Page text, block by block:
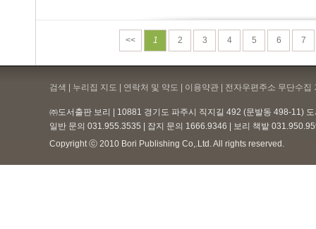
<< 1 2 3 4 5 6 7
검색 | 누리집 지도 | 연락처 및 약도 | 이용약관 | 전자우편주소 무단수집
㈜도서출판 보리 | 10881 경기도 파주시 직지길 492 (문발동 498-11)
일반 문의 031.955.3535 | 잡지 문의 1666.9346 | 보리 책밭
Copyright ⓒ 2010 Bori Publishing Co,.Ltd. All rights reserved.